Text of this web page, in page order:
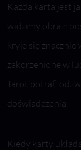
Każda karta jest
widzimy obraz:
kryje się
zakorzenione w
Tarot potrafi
doświadczenia.
Kiedy karty